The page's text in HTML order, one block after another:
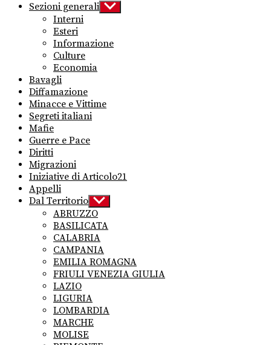
Sezioni generali Show
sub
Interni
Esteri
Informazione
Culture
Economia
Bavagli
Diffamazione
Minacce e Vittime
Segreti italiani
Mafie
Guerre e Pace
Diritti
Migrazioni
Iniziative di Articolo21
Appelli
Dal Territorio Show
sub
menu
ABRUZZO
BASILICATA
CALABRIA
CAMPANIA
EMILIA ROMAGNA
FRIULI VENEZIA GIULIA
LAZIO
LIGURIA
LOMBARDIA
MARCHE
MOLISE